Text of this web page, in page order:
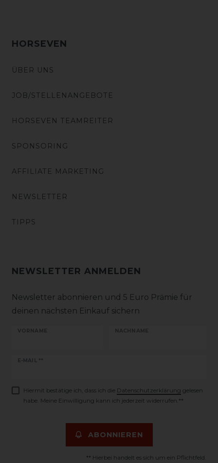
HORSEVEN
ÜBER UNS
JOB/STELLENANGEBOTE
HORSEVEN TEAMREITER
SPONSORING
AFFILIATE MARKETING
NEWSLETTER
TIPPS
NEWSLETTER ANMELDEN
Newsletter abonnieren und 5 Euro Prämie für
deinen nächsten Einkauf sichern
VORNAME NACHNAME
E-MAIL **
Newsletter
Hiermit bestätige ich, dass ich die Daten­schutz­erklärung gelesen
habe. Meine Einwilligung kann ich jederzeit widerrufen.**
ABONNIEREN
** Hierbei handelt es sich um ein Pflichtfeld.